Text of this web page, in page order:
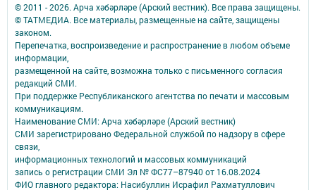
© 2011 - 2026. Арча хәбәрләре (Арский вестник). Все права защищены.
© ТАТМЕДИА. Все материалы, размещенные на сайте, защищены
законом.
Перепечатка, воспроизведение и распространение в любом объеме
информации,
размещенной на сайте, возможна только с письменного согласия
редакций СМИ.
При поддержке Республиканского агентства по печати и массовым
коммуникациям.
Наименование СМИ: Арча хәбәрләре (Арский вестник)
СМИ зарегистрировано Федеральной службой по надзору в сфере
связи,
информационных технологий и массовых коммуникаций
запись о регистрации СМИ Эл № ФС77–87940 от 16.08.2024
ФИО главного редактора: Насибуллин Исрафил Рахматуллович